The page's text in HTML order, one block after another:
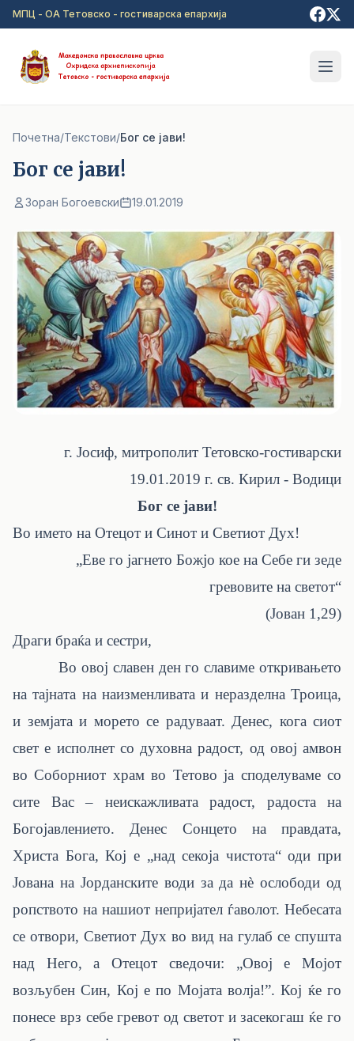
Прејди на главна содржина
МПЦ - ОА Тетовско - гостиварска епархија
Почетна/Текстови/Бог се јави!
Бог се јави!
Зоран Богоевски 19.01.2019
г. Јосиф, митрополит Тетовско-гостиварски
19.01.2019 г. св. Кирил - Водици
Бог се јави!
Во името на Отецот и Синот и Светиот Дух!
„Еве го јагнето Божјо кое на Себе ги зеде
гревовите на светот“
(Јован 1,29)
Драги браќа и сестри,
Во овој славен ден го славиме откривањето
на тајната на наизменливата и неразделна Троица,
и земјата и морето се радуваат. Денес, кога сиот
свет е исполнет со духовна радост, од овој амвон
во Соборниот храм во Тетово ја споделуваме со
сите Вас – неискажливата радост, радоста на
Богојавлението. Денес Сонцето на правдата,
Христа Бога, Кој е „над секоја чистота“ оди при
Јована на Јорданските води за да нè ослободи од
ропството на нашиот непријател ѓаволот. Небесата
се отвори, Светиот Дух во вид на гулаб се спушта
над Него, а Отецот сведочи: „Овој е Мојот
возљубен Син, Кој е по Мојата волја!”. Кој ќе го
понесе врз себе гревот од светот и засекогаш ќе го